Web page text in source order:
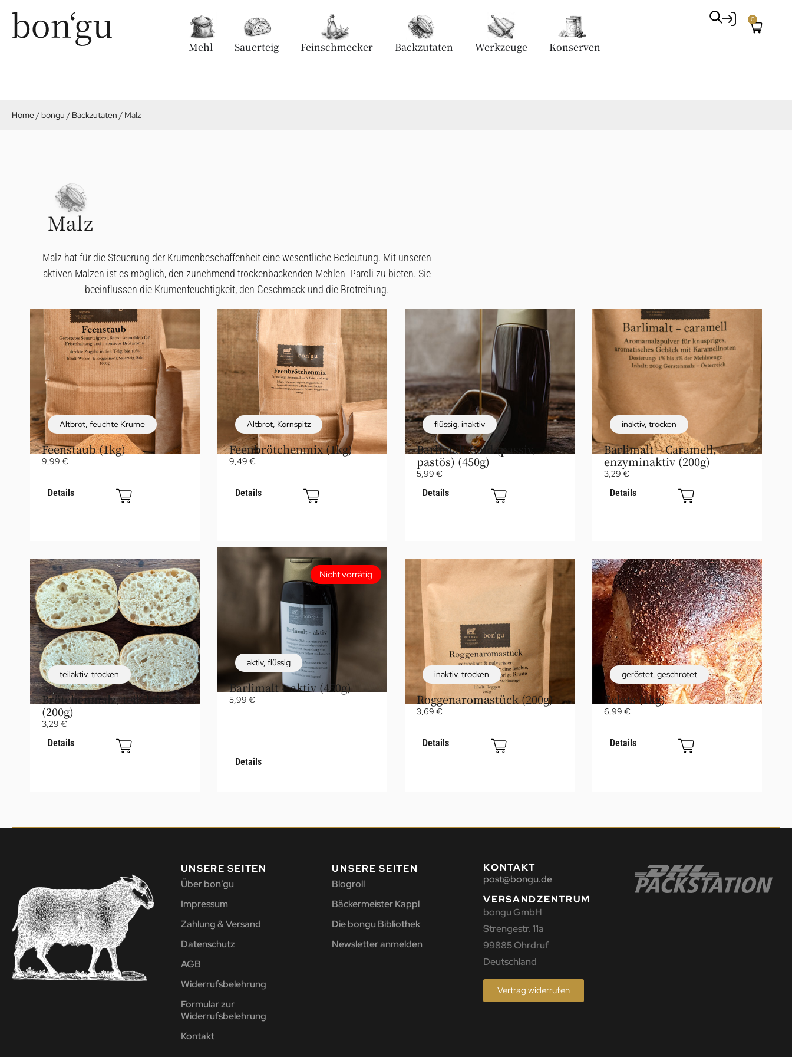
Mehl Sauerteig Feinschmecker Backzutaten Werkzeuge Konserven
0
Home/bongu / Backzutaten / Malz
Malz
Malz hat für die Steuerung der Krumenbeschaffenheit eine wesentliche Bedeutung. Mit unseren
aktiven Malzen ist es möglich, den zunehmend trockenbackenden Mehlen Paroli zu bieten. Sie
beeinflussen die Krumenfeuchtigkeit, den Geschmack und die Brotreifung.
Altbrot, feuchte Krume
Feenstaub (1kg)
9,99 €
Details
Altbrot, Kornspitz
Feenbrötchenmix (1kg)
9,49 €
Details
flüssig, inaktiv
Barlimalt Gold (passiv,
pastös) (450g)
5,99 €
Details
inaktiv, trocken
Barlimalt – Caramell,
enzyminaktiv (200g)
3,29 €
Details
teilaktiv, trocken
Brötchenmalz, teilaktiv
(200g)
3,29 €
Details
Nicht vorrätig
aktiv, flüssig
Barlimalt – aktiv (450g)
5,99 €
Details
inaktiv, trocken
Roggenaromastück (200g)
3,69 €
Details
geröstet, geschrotet
Eclats (1kg)
6,99 €
Details
UNSERE SEITEN
Über bon’gu
Impressum
Zahlung & Versand
Datenschutz
AGB
Widerrufsbelehrung
Formular zur
Widerrufsbelehrung
Kontakt
UNSERE SEITEN
Blogroll
Bäckermeister Kappl
Die bongu Bibliothek
Newsletter anmelden
KONTAKT
post@bongu.de
VERSANDZENTRUM
bongu GmbH
Strengestr. 11a
99885 Ohrdruf
Deutschland
Vertrag widerrufen